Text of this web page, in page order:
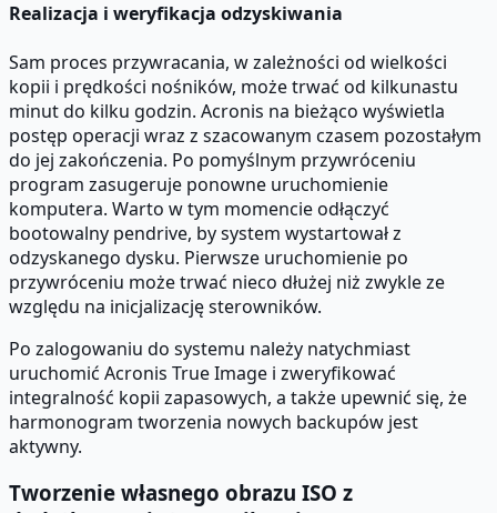
Realizacja i weryfikacja odzyskiwania
Sam proces przywracania, w zależności od wielkości
kopii i prędkości nośników, może trwać od kilkunastu
minut do kilku godzin. Acronis na bieżąco wyświetla
postęp operacji wraz z szacowanym czasem pozostałym
do jej zakończenia. Po pomyślnym przywróceniu
program zasugeruje ponowne uruchomienie
komputera. Warto w tym momencie odłączyć
bootowalny pendrive, by system wystartował z
odzyskanego dysku. Pierwsze uruchomienie po
przywróceniu może trwać nieco dłużej niż zwykle ze
względu na inicjalizację sterowników.
Po zalogowaniu do systemu należy natychmiast
uruchomić Acronis True Image i zweryfikować
integralność kopii zapasowych, a także upewnić się, że
harmonogram tworzenia nowych backupów jest
aktywny.
Tworzenie własnego obrazu ISO z